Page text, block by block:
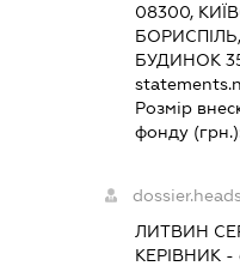
08300,
БУДИНОК
Розмір
фонду
ЛИТВИН
КЕРІВНИК -